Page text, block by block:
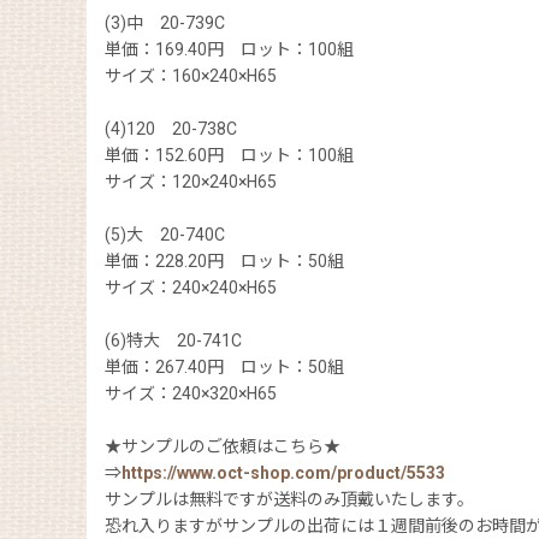
(3)中 20-739C
単価：169.40円 ロット：100組
サイズ：160×240×H65
(4)120 20-738C
単価：152.60円 ロット：100組
サイズ：120×240×H65
(5)大 20-740C
単価：228.20円 ロット：50組
サイズ：240×240×H65
(6)特大 20-741C
単価：267.40円 ロット：50組
サイズ：240×320×H65
★サンプルのご依頼はこちら★
⇒https://www.oct-shop.com/product/5533
サンプルは無料ですが送料のみ頂戴いたします。
恐れ入りますがサンプルの出荷には１週間前後のお時間が